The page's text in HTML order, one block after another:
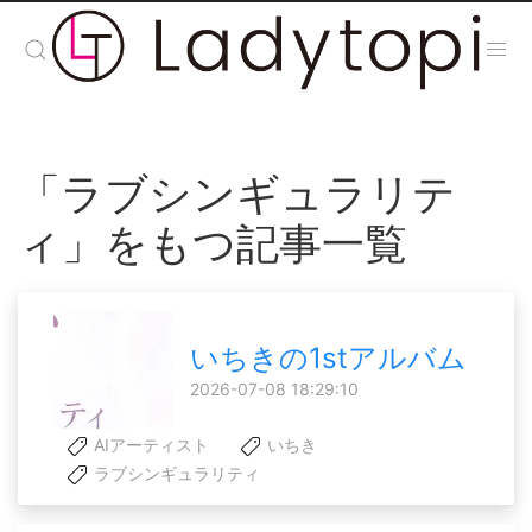
「ラブシンギュラリテ
ィ」をもつ記事一覧
いちきの1stアルバム
2026-07-08 18:29:10
AIアーティスト
いちき
ラブシンギュラリティ